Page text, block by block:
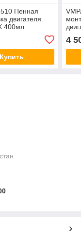
Пенная
двигателя
400мл
Купить
4